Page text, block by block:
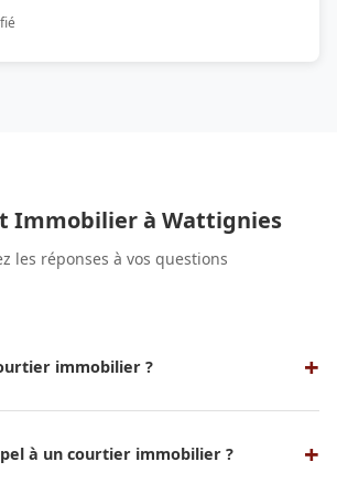
Immobilier à Wattignies
les réponses à vos questions
immobilier ?
pour obtenir un prêt immobilier aux
à un courtier immobilier ?